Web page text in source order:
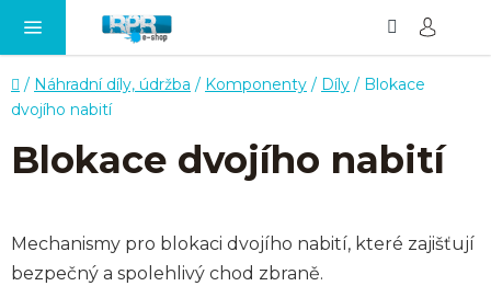
Domů
/ Náhradní díly, údržba / Komponenty / Díly / Blokace
dvojího nabití
Blokace dvojího nabití
Mechanismy pro blokaci dvojího nabití, které zajišťují
bezpečný a spolehlivý chod zbraně.